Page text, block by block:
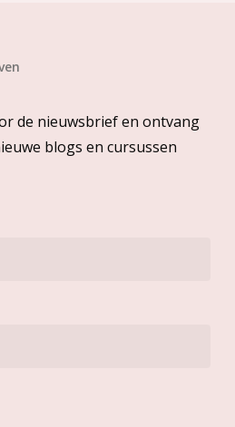
de nieuwsbrief en ontvang
blogs en cursussen